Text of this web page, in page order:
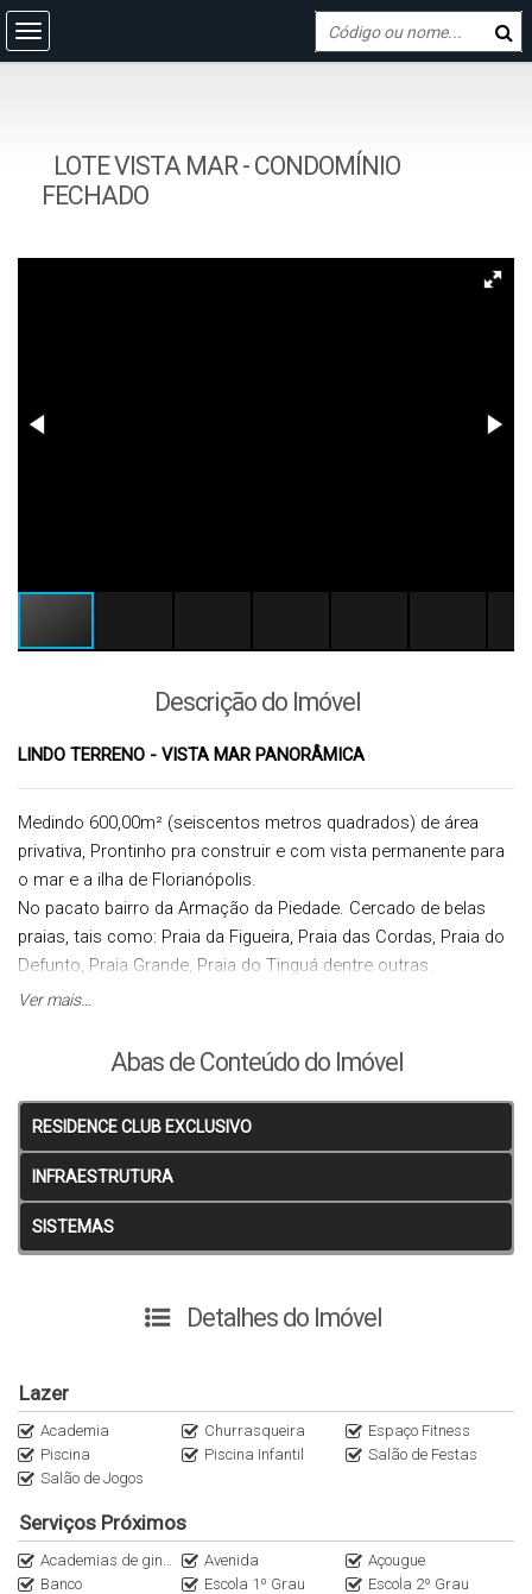
LOTE VISTA MAR - CONDOMÍNIO
FECHADO
Descrição do Imóvel
LINDO TERRENO - VISTA MAR PANORÂMICA
Medindo 600,00m² (seiscentos metros quadrados) de área
privativa, Prontinho pra construir e com vista permanente para
o mar e a ilha de Florianópolis.
No pacato bairro da Armação da Piedade. Cercado de belas
praias, tais como: Praia da Figueira, Praia das Cordas, Praia do
Defunto, Praia Grande, Praia do Tinguá dentre outras.
Condomínio bem planejado, afim de proporcionar a seus
segurança e proximidade do mar.
Estamos aguardando você.
************************************************************
*** PROCURE UM DE NOSSOS CORRETORES ***
************************************************************
Ver mais...
Abas de Conteúdo do Imóvel
RESIDENCE CLUB EXCLUSIVO
INFRAESTRUTURA
SISTEMAS
Detalhes do Imóvel
Lazer
Academia Churrasqueira
Espaço Fitness
Piscina
Piscina Infantil
Salão de Festas
Salão de Jogos
Serviços Próximos
Academias de ginástica Avenida
Açougue
Banco
Escola 1º Grau
Escola 2º Grau